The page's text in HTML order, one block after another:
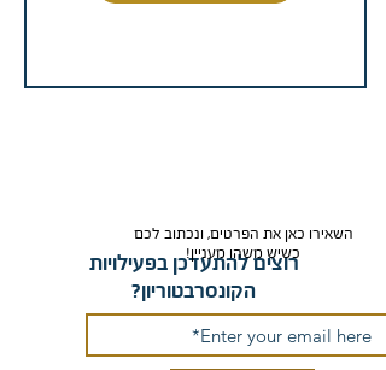
רוצים להתעדכן בפעילויות
הקונסרבטוריון?
השאירו כאן את הפרטים, ונכתוב לכם
כשיש משהו מעניין!